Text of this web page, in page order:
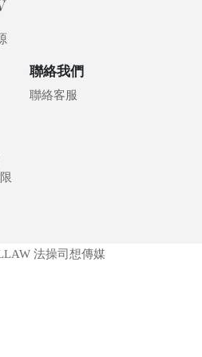
聯絡我們
聯絡客服
法操司想傳媒